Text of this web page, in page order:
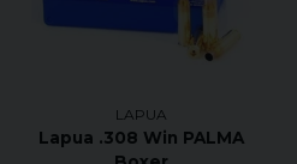
LAPUA
Lapua .308 Win PALMA